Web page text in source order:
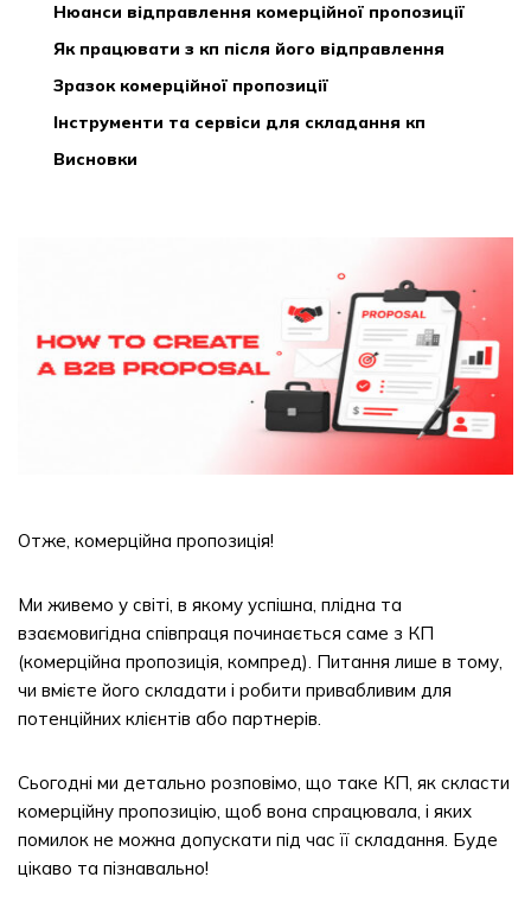
нюанси відправлення комерційної пропозиції
як працювати з кп після його відправлення
зразок комерційної пропозиції
інструменти та сервіси для складання кп
висновки
Отже, комерційна пропозиція!
Ми живемо у світі, в якому успішна, плідна та
взаємовигідна співпраця починається саме з КП
(комерційна пропозиція, компред). Питання лише в тому,
чи вмієте його складати і робити привабливим для
потенційних клієнтів або партнерів.
Сьогодні ми детально розповімо, що таке КП, як скласти
комерційну пропозицію, щоб вона спрацювала, і яких
помилок не можна допускати під час її складання. Буде
цікаво та пізнавально!